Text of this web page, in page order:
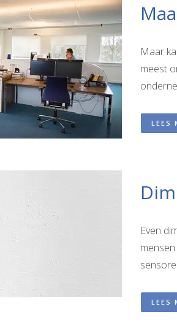
Maar
meest
LEES
Even
LEES